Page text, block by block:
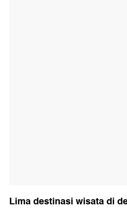
Lima destinasi wisata di